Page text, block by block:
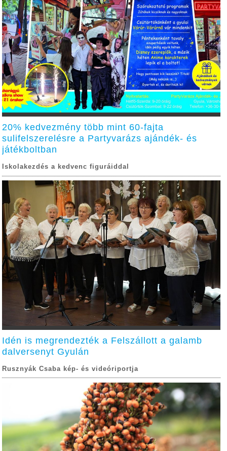
20% kedvezmény több mint 60-fajta
sulifelszerelésre a Partyvarázs ajándék- és
játékboltban
Iskolakezdés a kedvenc figuráiddal
Idén is megrendezték a Felszállott a galamb
dalversenyt Gyulán
Rusznyák Csaba kép- és videóriportja